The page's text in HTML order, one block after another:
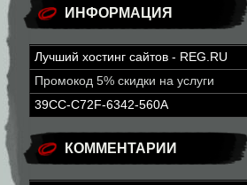
ИНФОРМАЦИЯ
Лучший хостинг сайтов - REG.RU
Промокод 5% скидки на услуги
39CC-C72F-6342-560A
КОММЕНТАРИИ